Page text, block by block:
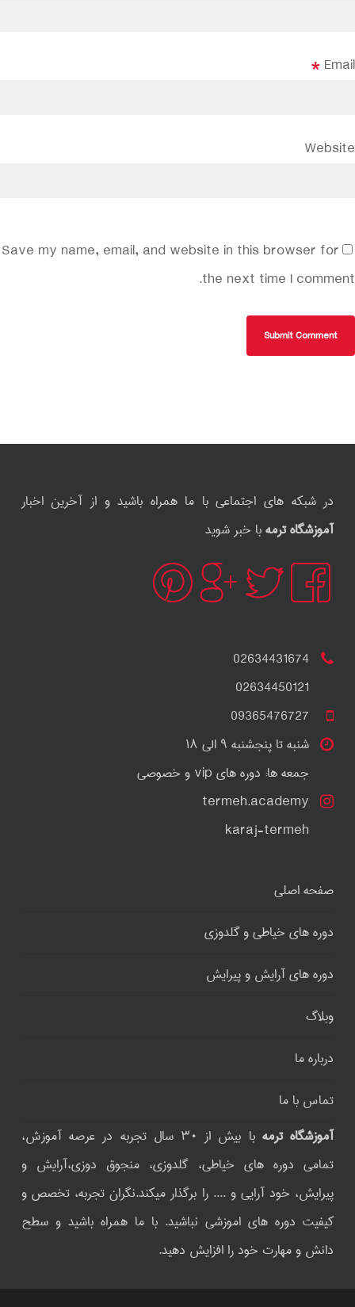
Email
*
Website
Save my name, email, and website in this browser for
the next time I comment.
در شبکه های اجتماعی با ما همراه باشید و از آخرین اخبار
آموزشگاه ترمهبا خبر شوید
02634431674
02634450121
09365476727
شنبه تا پنجشنبه ۹ الی ۱۸
جمعه ها: دوره های vip و خصوصی
termeh.academy
karaj-termeh
صفحه اصلی
دوره های خیاطی و گلدوزی
دوره های آرایش و پیرایش
وبلاگ
درباره ما
تماس با ما
آموزشگاه ترمه
با بیش از ۳۰ سال تجربه در عرصه آموزش،
تمامی دوره های خیاطی، گلدوزی، منجوق دوزی،آرایش و
پیرایش، خود آرایی و .... را برگذار میکند.نگران تجربه، تخصص و
کیفیت دوره های اموزشی نباشید. با ما همراه باشید و سطح
دانش و مهارت خود را افزایش دهید.